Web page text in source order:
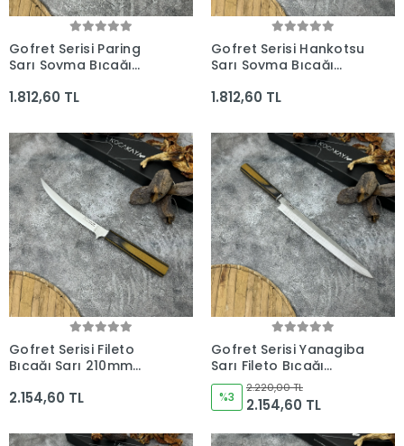
Gofret Serisi Paring
Sarı Soyma Bıçağı
Kocakaya Bıçakları
1.812,60 TL
Gofret Serisi Hankotsu
Sarı Soyma Bıçağı
Kocakaya Bıçakları
1.812,60 TL
Gofret Serisi Fileto
Bıçağı Sarı 210mm
Bıçakları
2.154,60 TL
Gofret Serisi Yanagiba
Sarı Fileto Bıçağı
290mm Namlu -
Kocakaya Bıçakları
%3
2.220,00 TL
2.154,60 TL